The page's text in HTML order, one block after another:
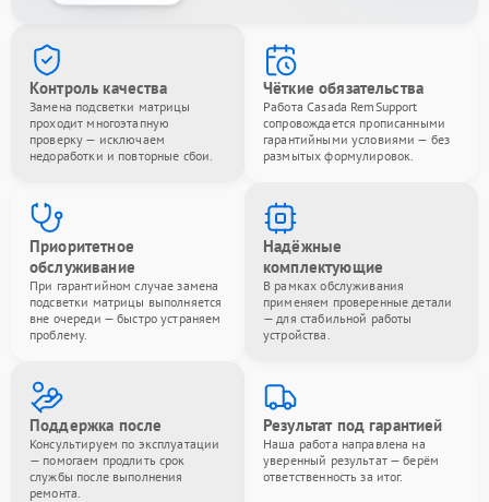
Контроль качества
Замена подсветки матрицы
проходит многоэтапную
проверку — исключаем
недоработки и повторные сбои.
Чёткие обязательства
Работа Casada RemSupport
сопровождается прописанными
гарантийными условиями — без
размытых формулировок.
Приоритетное
обслуживание
При гарантийном случае замена
подсветки матрицы выполняется
вне очереди — быстро устраняем
проблему.
Надёжные
комплектующие
В рамках обслуживания
применяем проверенные детали
— для стабильной работы
устройства.
Поддержка после
Консультируем по эксплуатации
— помогаем продлить срок
службы после выполнения
ремонта.
Результат под гарантией
Наша работа направлена на
уверенный результат — берём
ответственность за итог.